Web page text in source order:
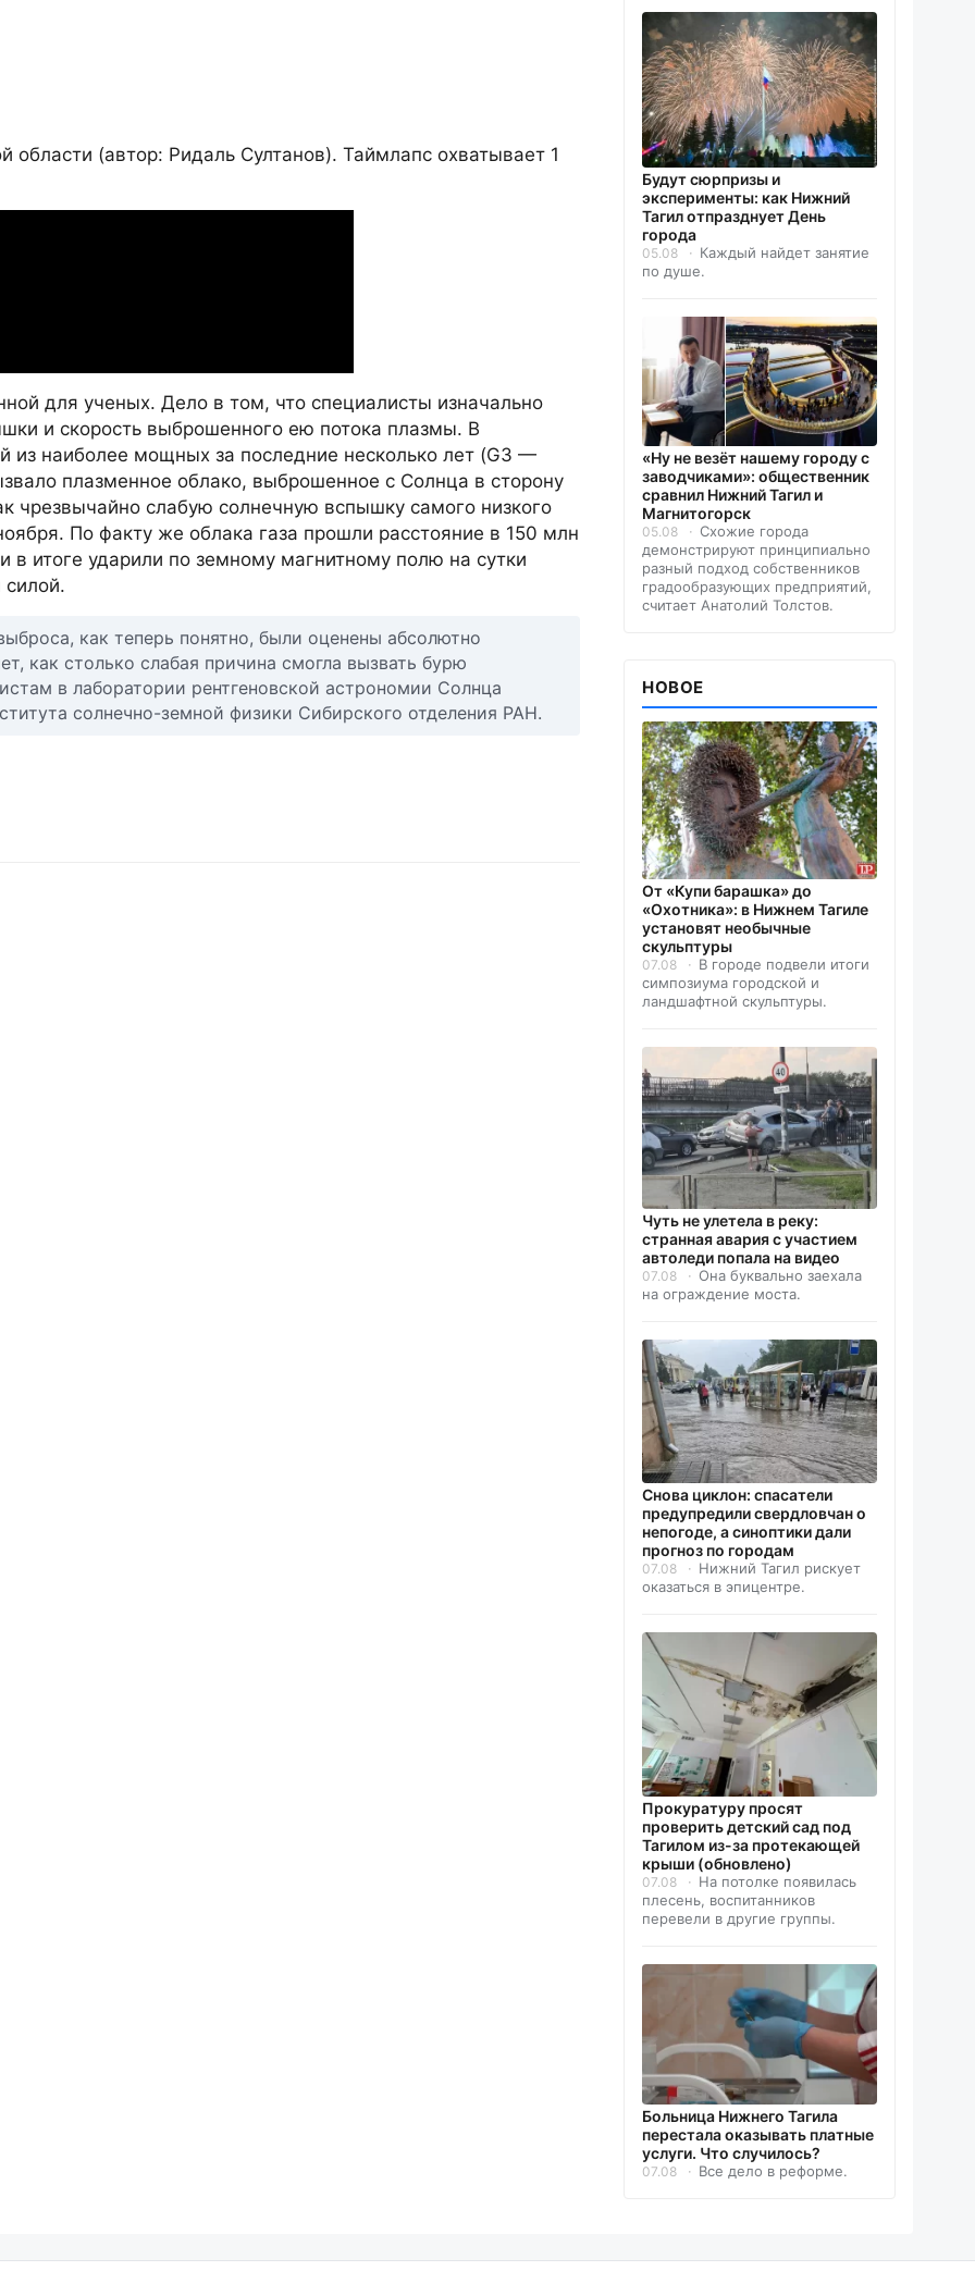
области (автор: Ридаль Султанов). Таймлапс охватывает 1
для ученых. Дело в том, что специалисты изначально
и скорость выброшенного ею потока плазмы. В
из наиболее мощных за последние несколько лет (G3 —
плазменное облако, выброшенное с Солнца в сторону
чрезвычайно слабую солнечную вспышку самого низкого
По факту же облака газа прошли расстояние в 150 млн
в итоге ударили по земному магнитному полю на сутки
как теперь понятно, были оценены абсолютно
как столько слабая причина смогла вызвать бурю
в лаборатории рентгеновской астрономии Солнца
солнечно-земной физики Сибирского отделения РАН.
Будут сюрпризы и
эксперименты: как Нижний
Тагил отпразднует День
города
05.08
Каждый найдет занятие
по душе.
«Ну не везёт нашему городу с
заводчиками»: общественник
сравнил Нижний Тагил и
Магнитогорск
05.08
Схожие города
демонстрируют принципиально
разный подход собственников
градообразующих предприятий,
считает Анатолий Толстов.
НОВОЕ
От «Купи барашка» до
«Охотника»: в Нижнем Тагиле
установят необычные
скульптуры
07.08
В городе подвели итоги
симпозиума городской и
ландшафтной скульптуры.
Чуть не улетела в реку:
странная авария с участием
автоледи попала на видео
07.08
Она буквально заехала
на ограждение моста.
Снова циклон: спасатели
предупредили свердловчан о
непогоде, а синоптики дали
прогноз по городам
07.08
Нижний Тагил рискует
оказаться в эпицентре.
Прокуратуру просят
проверить детский сад под
Тагилом из-за протекающей
крыши (обновлено)
07.08
На потолке появилась
плесень, воспитанников
перевели в другие группы.
Больница Нижнего Тагила
перестала оказывать платные
услуги. Что случилось?
07.08 Все дело в реформе.